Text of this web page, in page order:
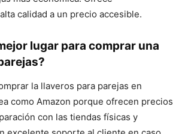
calidad a un precio accesible.
lugar para comprar una
la llaveros para parejas en
como Amazon porque ofrecen precios
con las tiendas físicas y